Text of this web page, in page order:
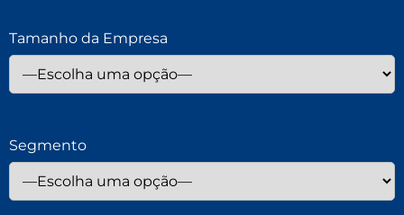
Tamanho da Empresa
Segmento